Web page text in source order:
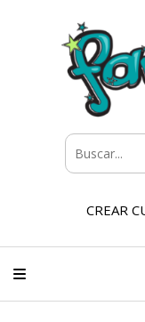
CREAR